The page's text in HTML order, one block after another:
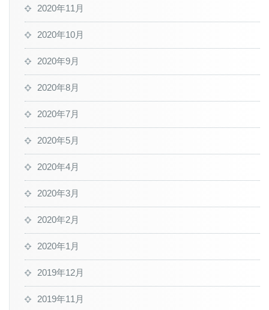
2020年11月
2020年10月
2020年9月
2020年8月
2020年7月
2020年5月
2020年4月
2020年3月
2020年2月
2020年1月
2019年12月
2019年11月